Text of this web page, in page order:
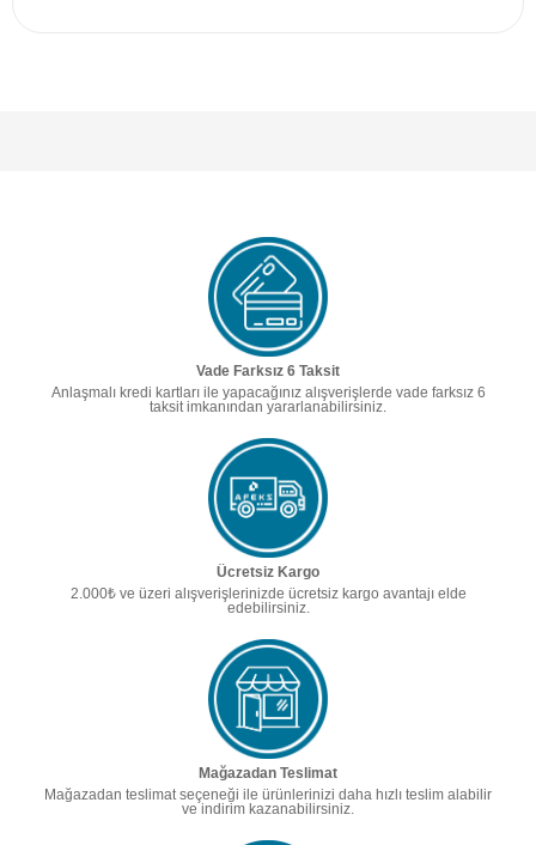
Vade Farksız 6 Taksit
Anlaşmalı kredi kartları ile yapacağınız alışverişlerde vade farksız 6
taksit imkanından yararlanabilirsiniz.
Ücretsiz Kargo
2.000₺ ve üzeri alışverişlerinizde ücretsiz kargo avantajı elde
edebilirsiniz.
Mağazadan Teslimat
Mağazadan teslimat seçeneği ile ürünlerinizi daha hızlı teslim alabilir
ve indirim kazanabilirsiniz.